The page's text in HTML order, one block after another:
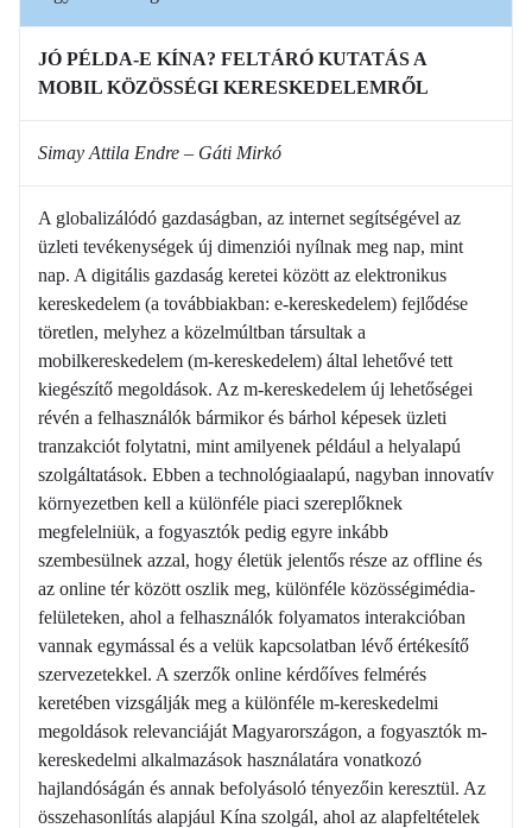
JÓ PÉLDA-E KÍNA? FELTÁRÓ KUTATÁS A
MOBIL KÖZÖSSÉGI KERESKEDELEMRŐL
Simay Attila Endre – Gáti Mirkó
A globalizálódó gazdaságban, az internet segítségével az
üzleti tevékenységek új dimenziói nyílnak meg nap, mint
nap. A digitális gazdaság keretei között az elektronikus
kereskedelem (a továbbiakban: e-kereskedelem) fejlődése
töretlen, melyhez a közelmúltban társultak a
mobilkereskedelem (m-kereskedelem) által lehetővé tett
kiegészítő megoldások. Az m-kereskedelem új lehetőségei
révén a felhasználók bármikor és bárhol képesek üzleti
tranzakciót folytatni, mint amilyenek például a helyalapú
szolgáltatások. Ebben a technológiaalapú, nagyban innovatív
környezetben kell a különféle piaci szereplőknek
megfelelniük, a fogyasztók pedig egyre inkább
szembesülnek azzal, hogy életük jelentős része az offline és
az online tér között oszlik meg, különféle közösségimédia-
felületeken, ahol a felhasználók folyamatos interakcióban
vannak egymással és a velük kapcsolatban lévő értékesítő
szervezetekkel. A szerzők online kérdőíves felmérés
keretében vizsgálják meg a különféle m-kereskedelmi
megoldások relevanciáját Magyarországon, a fogyasztók m-
kereskedelmi alkalmazások használatára vonatkozó
hajlandóságán és annak befolyásoló tényezőin keresztül. Az
összehasonlítás alapjául Kína szolgál, ahol az alapfeltételek